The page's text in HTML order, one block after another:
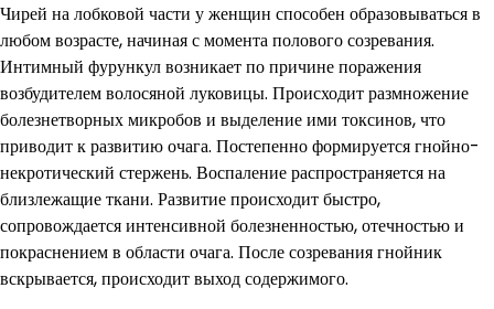
Чирей на лобковой части у женщин способен образовываться в
любом возрасте, начиная с момента полового созревания.
Интимный фурункул возникает по причине поражения
возбудителем волосяной луковицы. Происходит размножение
болезнетворных микробов и выделение ими токсинов, что
приводит к развитию очага. Постепенно формируется гнойно-
некротический стержень. Воспаление распространяется на
близлежащие ткани. Развитие происходит быстро,
сопровождается интенсивной болезненностью, отечностью и
покраснением в области очага. После созревания гнойник
вскрывается, происходит выход содержимого.